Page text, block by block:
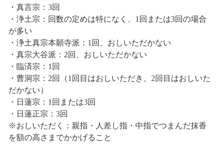
・真言宗：3回
・浄土宗：回数の定めは特になく、1回または3回の場合
が多い
・浄土真宗本願寺派：1回、おしいただかない
・真宗大谷派：2回、おしいただかない
・臨済宗：1回
・曹洞宗：2回（1回目はおしいただき、2回目はおしいた
だかない）
・日蓮宗：1回または3回
・日蓮正宗：3回
※おしいただく：親指・人差し指・中指でつまんだ抹香
を額の高さまでかかげること